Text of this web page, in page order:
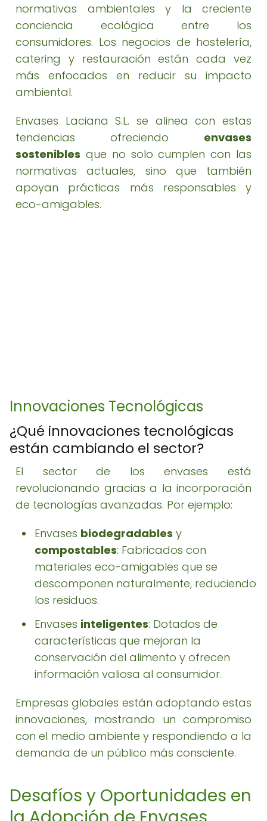
normativas ambientales y la creciente
conciencia ecológica entre los
consumidores. Los negocios de hostelería,
catering y restauración están cada vez
más enfocados en reducir su impacto
ambiental.
Envases Laciana S.L. se alinea con estas
tendencias ofreciendo envases
sostenibles que no solo cumplen con las
normativas actuales, sino que también
apoyan prácticas más responsables y
eco-amigables.
Innovaciones Tecnológicas
¿Qué innovaciones tecnológicas
están cambiando el sector?
El sector de los envases está
revolucionando gracias a la incorporación
de tecnologías avanzadas. Por ejemplo:
Envases biodegradables y
compostables: Fabricados con
materiales eco-amigables que se
descomponen naturalmente, reduciendo
los residuos.
Envases inteligentes: Dotados de
características que mejoran la
conservación del alimento y ofrecen
información valiosa al consumidor.
Empresas globales están adoptando estas
innovaciones, mostrando un compromiso
con el medio ambiente y respondiendo a la
demanda de un público más consciente.
Desafíos y Oportunidades en